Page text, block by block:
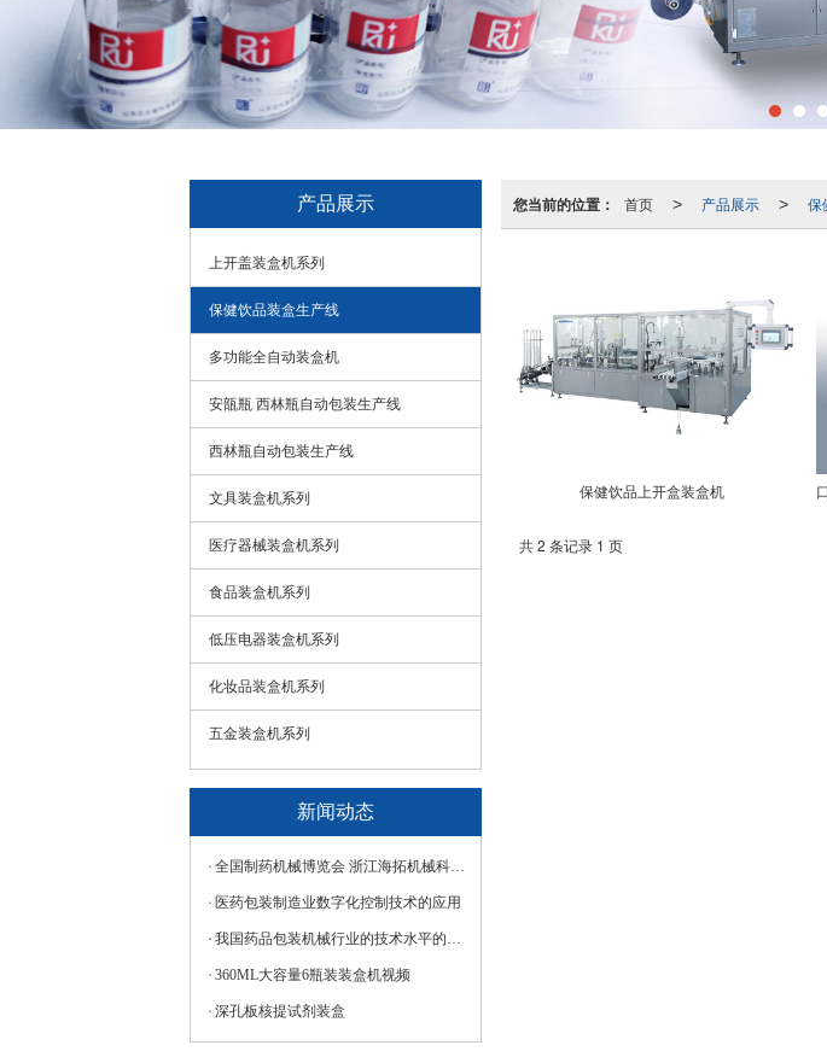
您当前的位置： 首页 > 产品展示 >
保健饮品上开盒装盒机
共 2 条记录 1 页
产品展示
上开盖装盒机系列
保健饮品装盒生产线
多功能全自动装盒机
安瓿瓶 西林瓶自动包装生产线
西林瓶自动包装生产线
文具装盒机系列
医疗器械装盒机系列
食品装盒机系列
低压电器装盒机系列
化妆品装盒机系列
五金装盒机系列
新闻动态
全‮制国‬药‮械机‬博览会 浙‮海江‬拓机械‮技科‬诚‮您邀‬莅临！
医药包装制造业数字化控制技术的应用
我国药品包装机械行业的技术水平的发展趋势
360ML大容量6瓶装装盒机视频
深孔板核提试剂装盒